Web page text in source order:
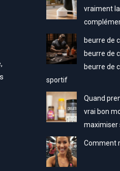
vraiment
beurre de
beurre de
beurre de
sportif
Quand
vrai bon
maximiser
Comment